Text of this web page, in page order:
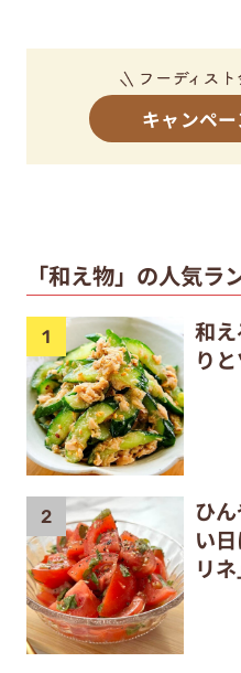
キャンペ
「和え物」の人気ラ
和
り
ひ
い
リネ